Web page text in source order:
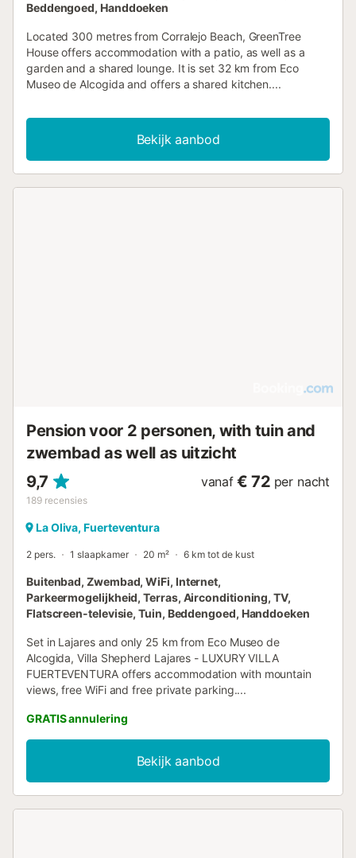
Beddengoed, Handdoeken
Located 300 metres from Corralejo Beach, GreenTree
House offers accommodation with a patio, as well as a
garden and a shared lounge. It is set 32 km from Eco
Museo de Alcogida and offers a shared kitchen....
Bekijk aanbod
Pension voor 2 personen, with tuin and
zwembad as well as uitzicht
9,7
189 recensies
vanaf € 72 per nacht
La Oliva, Fuerteventura
2 pers. 1 slaapkamer 20 m² 6 km tot de kust
Buitenbad, Zwembad, WiFi, Internet,
Parkeermogelijkheid, Terras, Airconditioning, TV,
Flatscreen-televisie, Tuin, Beddengoed, Handdoeken
Set in Lajares and only 25 km from Eco Museo de
Alcogida, Villa Shepherd Lajares - LUXURY VILLA
FUERTEVENTURA offers accommodation with mountain
views, free WiFi and free private parking....
GRATIS annulering
Bekijk aanbod